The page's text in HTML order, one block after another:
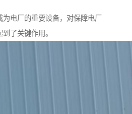
电厂的重要设备，对保障电厂
了关键作用。